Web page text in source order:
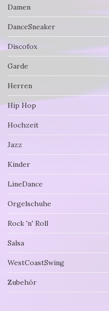
Damen
DanceSneaker
Discofox
Garde
Herren
Hip Hop
Hochzeit
Jazz
Kinder
LineDance
Orgelschuhe
Rock 'n' Roll
Salsa
WestCoastSwing
Zubehör